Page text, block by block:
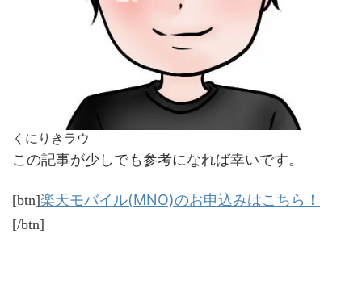
くにりきラウ
この記事が少しでも参考になれば幸いです。
[btn]楽天モバイル(MNO)のお申込みはこちら！
[/btn]